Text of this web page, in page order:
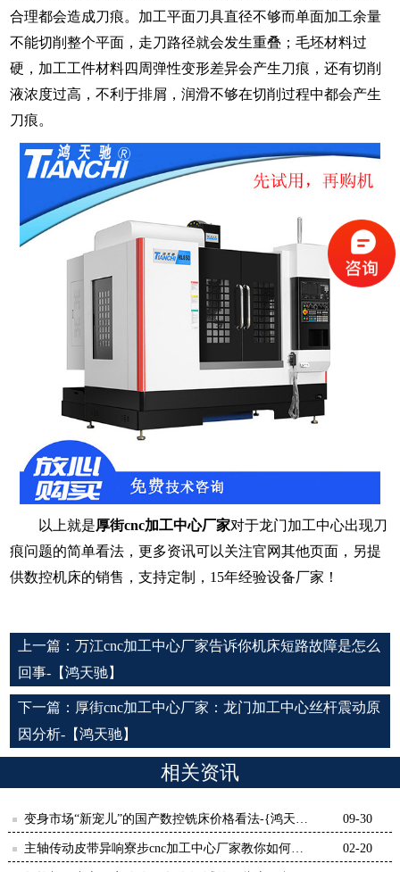
合理都会造成刀痕。 加工平面刀具直径不够而单面加工余量
不能切削整个平面，走刀路径就会发生重叠；毛坯材料过
硬，加工工件材料四周弹性变形差异会产生刀痕，还有切削
液浓度过高，不利于排屑，润滑不够在切削过程中都会产生
刀痕。
以上就是厚街cnc加工中心厂家对于龙门加工中心出现刀
痕问题的简单看法，更多资讯可以关注官网其他页面，另提
供数控机床的销售，支持定制，15年经验设备厂家！
上一篇： 万江cnc加工中心厂家告诉你机床短路故障是怎么
回事-【鸿天驰】
下一篇： 厚街cnc加工中心厂家：龙门加工中心丝杆震动原
因分析-【鸿天驰】
相关资讯
变身市场“新宠儿”的国产数控铣床价格看法-{鸿天
驰}
09-30
主轴传动皮带异响寮步cnc加工中心厂家教你如何去
02-20